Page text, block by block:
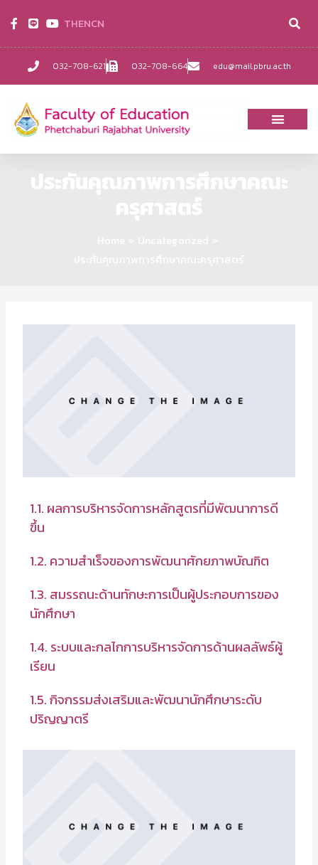
032-708-621 032-708-664 edu@mail.pbru.ac.th
THENCN
1.1. ผลการบริหารจัดการหลักสูตรที่มีพัฒนาการดี
ขึ้น
1.2. ความสำเร็จของการพัฒนาศักยภาพบัณฑิต
1.3. สมรรถนะด้านทักษะการเป็นผู้ประกอบการของ
นักศึกษา
1.4. ระบบและกลไกการบริหารจัดการด้านผลลัพธ์ผู้
เรียน
1.5. กิจกรรมส่งเสริมและพัฒนานักศึกษาระดับ
ปริญญาตรี